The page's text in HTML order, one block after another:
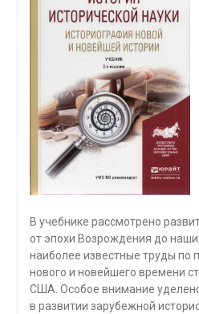
В учебнике рассмотрено
от эпохи Возрождения до
наиболее известные труды по
нового и новейшего времени
США. Особое внимание
в развитии зарубежной